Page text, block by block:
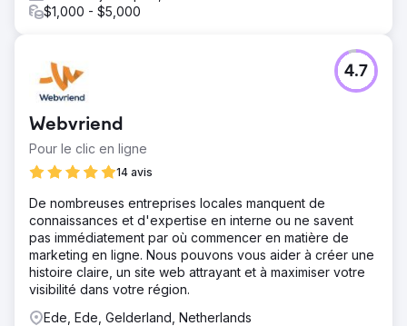
$1,000 - $5,000
Webvriend
Pour le clic en ligne
14 avis
4.7
De nombreuses entreprises locales manquent de
connaissances et d'expertise en interne ou ne savent
pas immédiatement par où commencer en matière de
marketing en ligne. Nous pouvons vous aider à créer une
histoire claire, un site web attrayant et à maximiser votre
visibilité dans votre région.
Ede, Ede, Gelderland, Netherlands